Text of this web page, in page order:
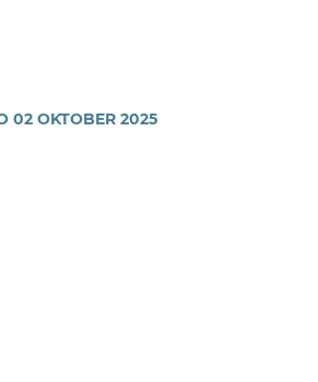
02 OKTOBER 2025